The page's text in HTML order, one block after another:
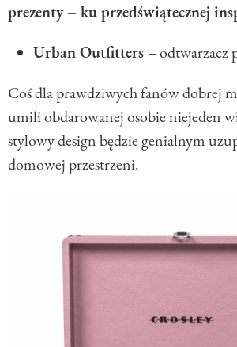
prezenty – ku przedświątecznej
Urban Outfitters – odtwarzacz
Coś dla prawdziwych fanów dobrej
umili obdarowanej osobie niejeden
stylowy design będzie genialnym
domowej przestrzeni.